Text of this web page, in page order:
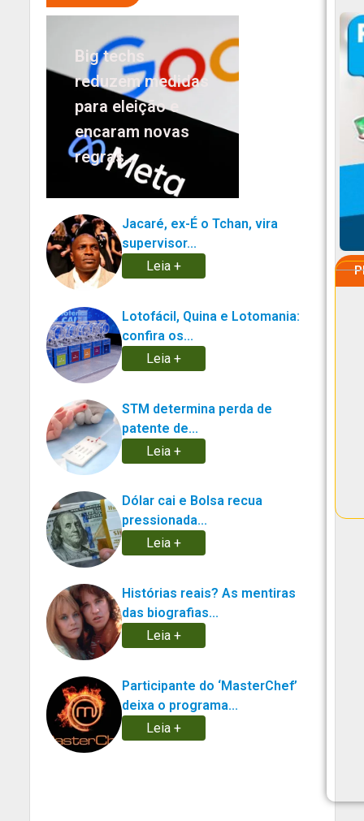
Big techs
reduzem medidas
para eleição e
encaram novas
regras...
Jacaré, ex-É o Tchan, vira
supervisor...
Leia +
Lotofácil, Quina e Lotomania:
confira os...
Leia +
STM determina perda de
patente de...
Leia +
Dólar cai e Bolsa recua
pressionada...
Leia +
Histórias reais? As mentiras
das biografias...
Leia +
Participante do ‘MasterChef’
deixa o programa...
Leia +